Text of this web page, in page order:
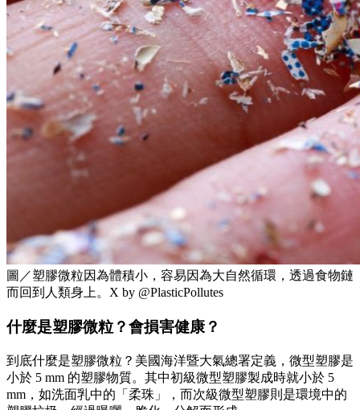
圖／塑膠微粒因為體積小，容易因為大自然循環，透過食物鏈
而回到人類身上。X by @PlasticPollutes
什麼是塑膠微粒？會損害健康？
到底什麼是塑膠微粒？美國海洋暨大氣總署定義，微型塑膠是
小於 5 mm 的塑膠物質。其中初級微型塑膠製成時就小於 5
mm，如洗面乳中的「柔珠」，而次級微型塑膠則是環境中的